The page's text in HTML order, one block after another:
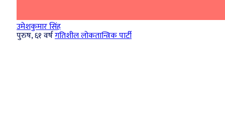
उमेशकुमार सिंह
पुरुष, ६१ वर्षगतिशील लोकतान्त्रिक पार्टी